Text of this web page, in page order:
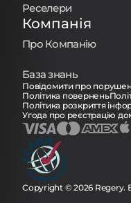
Реселери
Компанія
Про Компанію
База знань
Повідомити про
Політика повернень
Політика розкриття
Угода про реєстрацію
Copyright © 2026 Regery.